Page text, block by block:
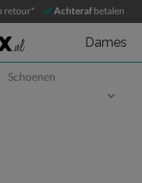
retour* Achteraf betalen
Dames
Schoenen